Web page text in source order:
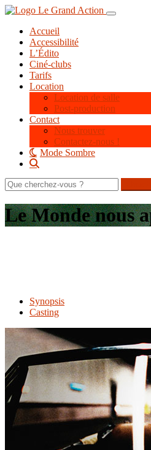
Aller
contenu
principal
Toggle
Accueil
Accessibilité
L’Édito
Ciné-clubs
Tarifs
Location
Location de salle
Post-production
Contact
Nous trouver
Contactez-nous !
Mode Sombre
Rechercher
sur
le
site
Le Monde nous
Synopsis
Casting